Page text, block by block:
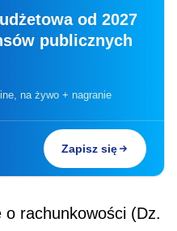
od 2027
publicznych
na żywo + nagranie
Zapisz się
o rachunkowości (Dz.